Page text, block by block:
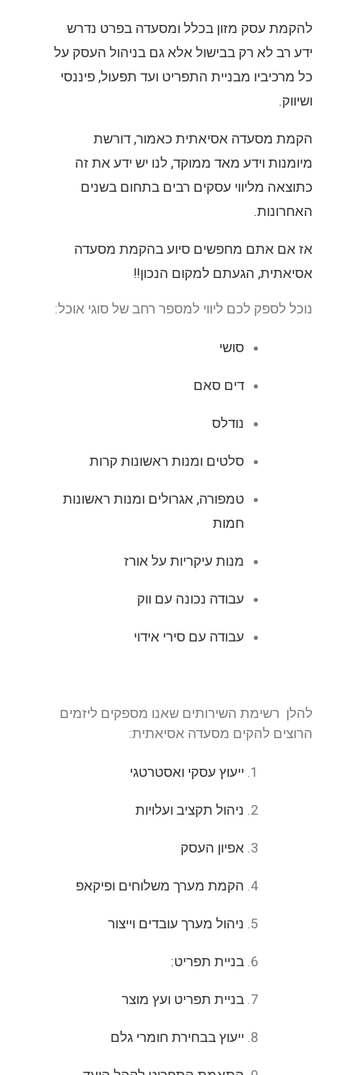
להקמת עסק מזון בכלל ומסעדה בפרט נדרש
ידע רב לא רק בבישול אלא גם בניהול העסק על
כל מרכיביו מבניית התפריט ועד תפעול, פיננסי
ושיווק.
הקמת מסעדה אסיאתית כאמור, דורשת
מיומנות וידע מאד ממוקד, לנו יש ידע את זה
כתוצאה מליווי עסקים רבים בתחום בשנים
האחרונות.
אז אם אתם מחפשים סיוע בהקמת מסעדה
אסיאתית, הגעתם למקום הנכון!!
נוכל לספק לכם ליווי למספר רחב של סוגי אוכל:
סושי
דים סאם
נודלס
סלטים ומנות ראשונות קרות
טמפורה, אגרולים ומנות ראשונות
חמות
מנות עיקריות על אורז
עבודה נכונה עם ווק
עבודה עם סירי אידוי
להלן רשימת השירותים שאנו מספקים ליזמים
הרוצים להקים מסעדה אסיאתית:
ייעוץ עסקי ואסטרטגי
ניהול תקציב ועלויות
אפיון העסק
הקמת מערך משלוחים ופיקאפ
ניהול מערך עובדים וייצור
בניית תפריט:
בניית תפריט ועץ מוצר
ייעוץ בבחירת חומרי גלם